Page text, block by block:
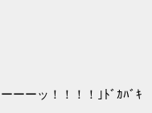
ーーッ！！！！｣ﾄﾞｶﾊﾞｷ